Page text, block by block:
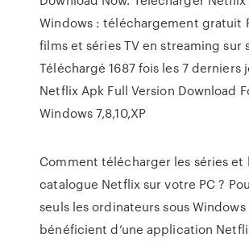
Windows : téléchargement gratuit
films et séries TV en streaming sur
Téléchargé 1687 fois les 7 derniers
Netflix Apk Full Version Download
Windows 7,8,10,XP
Comment télécharger les séries et
catalogue Netflix sur votre PC ?
seuls les ordinateurs sous Windows
bénéficient d’une application